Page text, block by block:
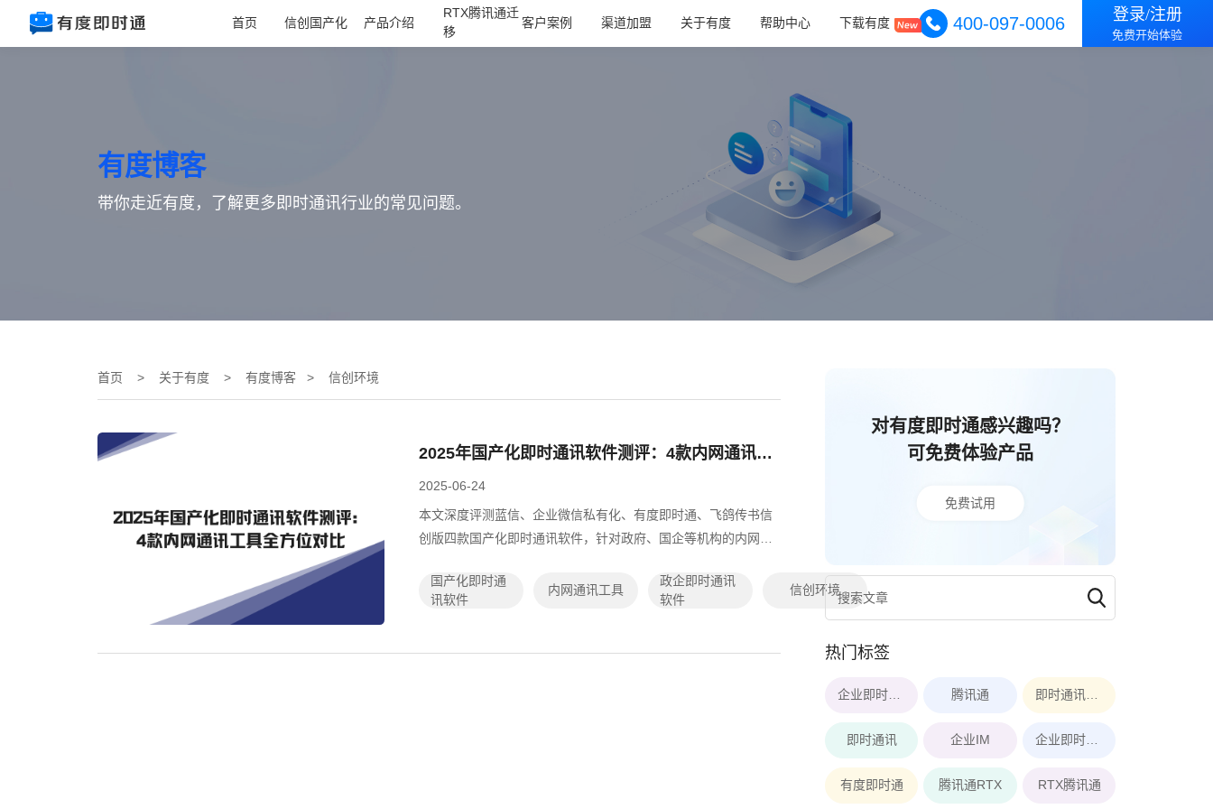
首页 信创国产化 产品介绍
RTX腾讯通迁
移
客户案例 渠道加盟 关于有度 帮助中心 下载有度 400-097-0006 登录/注册
免费开始体验
有度博客
带你走近有度，了解更多即时通讯行业的常见问题。
首页 > 关于有度> 有度博客> 信创环境
2025年国产化即时通讯软件测评：4款内网通讯工具全方位对比
2025-06-24
本文深度评测蓝信、企业微信私有化、有度即时通、飞鸽传书信
创版四款国产化即时通讯软件，针对政府、国企等机构的内网数
（麒麟/统信UOS）、扩展集成能力、...
国产化即时通
讯软件
内网通讯工具
政企即时通讯
软件
信创环境
对有度即时通感兴趣吗？
可免费体验产品
免费试用
热门标签
企业即时通讯软件 腾讯通 即时通讯软件
即时通讯 企业IM 企业即时通讯
有度即时通 腾讯通RTX RTX腾讯通